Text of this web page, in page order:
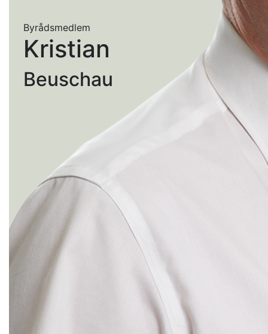
Byrådsmedlem
Kristian
Beuschau